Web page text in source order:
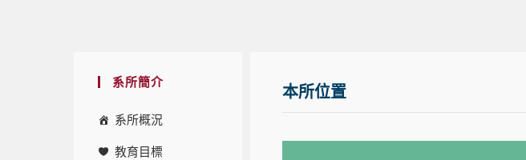
系所簡介
系所概況
教育目標
本所位置